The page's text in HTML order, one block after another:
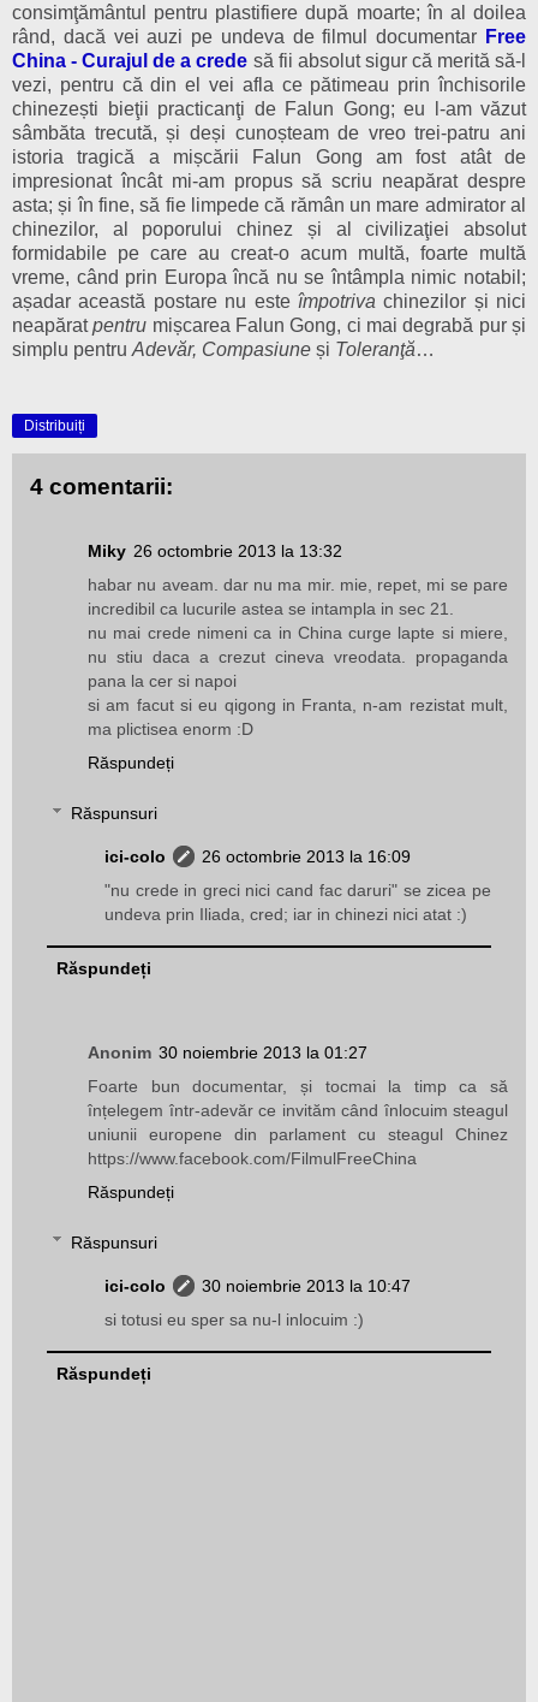
consimţământul pentru plastifiere după moarte; în al doilea
rând, dacă vei auzi pe undeva de filmul documentar Free
China - Curajul de a crede să fii absolut sigur că merită să-l
vezi, pentru că din el vei afla ce pătimeau prin închisorile
chinezești bieţii practicanţi de Falun Gong; eu l-am văzut
sâmbăta trecută, și deși cunoșteam de vreo trei-patru ani
istoria tragică a mișcării Falun Gong am fost atât de
impresionat încât mi-am propus să scriu neapărat despre
asta; și în fine, să fie limpede că rămân un mare admirator al
chinezilor, al poporului chinez și al civilizaţiei absolut
formidabile pe care au creat-o acum multă, foarte multă
vreme, când prin Europa încă nu se întâmpla nimic notabil;
așadar această postare nu este împotriva chinezilor și nici
neapăratpentru mișcarea Falun Gong, ci mai degrabă pur și
simplu pentru Adevăr, Compasiune și Toleranţă…
Distribuiți
4 comentarii:
Miky 26 octombrie 2013 la 13:32
habar nu aveam. dar nu ma mir. mie, repet, mi se pare
incredibil ca lucurile astea se intampla in sec 21.
nu mai crede nimeni ca in China curge lapte si miere,
nu stiu daca a crezut cineva vreodata. propaganda
pana la cer si napoi
si am facut si eu qigong in Franta, n-am rezistat mult,
ma plictisea enorm :D
Răspundeți
Răspunsuri
ici-colo
26 octombrie 2013 la 16:09
"nu crede in greci nici cand fac daruri" se zicea pe
undeva prin Iliada, cred; iar in chinezi nici atat :)
Răspundeți
Anonim 30 noiembrie 2013 la 01:27
Foarte bun documentar, și tocmai la timp ca să
înțelegem într-adevăr ce invităm când înlocuim steagul
uniunii europene din parlament cu steagul Chinez
https://www.facebook.com/FilmulFreeChina
Răspundeți
Răspunsuri
ici-colo
30 noiembrie 2013 la 10:47
si totusi eu sper sa nu-l inlocuim :)
Răspundeți